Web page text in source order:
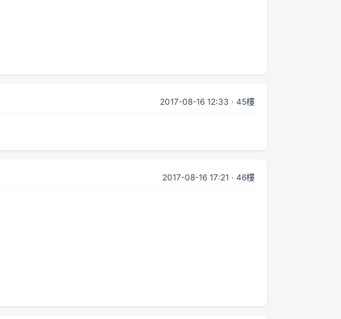
2017-08-16 12:33 · 45樓
2017-08-16 17:21 · 46樓